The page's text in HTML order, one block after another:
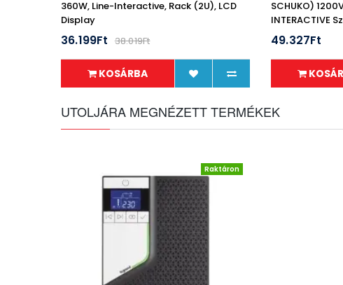
360W, Line-Interactive, Rack (2U), LCD
Display
36.199Ft 38.019Ft
KOSÁRBA
SCHUKO)
INTERACTIVE
Torony
49.327Ft
UTOLJÁRA MEGNÉZETT TERMÉKEK
Raktáron